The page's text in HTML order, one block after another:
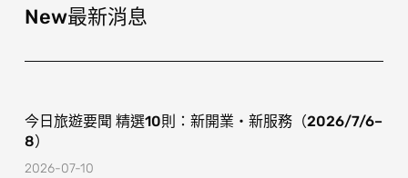
o
-
g
r
m
New最新消息
今日旅遊要聞 精選10則：新開業・新服務（2026/7/6–
8）
2026-07-10